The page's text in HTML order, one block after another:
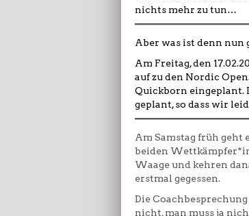
nichts mehr zu tun…
Aber was ist denn nun
Am Freitag, den
auf zu den Nordic
Quickborn eingeplant.
geplant, so dass wir
Am Samstag früh
beiden
Waage und kehren
erstmal gegessen.
Die
nicht, man muss ja